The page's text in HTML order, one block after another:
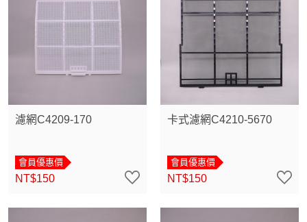
濾網C4209-170
會員優惠價
NT$150
卡式濾網C4210-5670
會員優惠價
NT$150